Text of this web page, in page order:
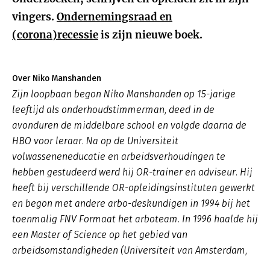
vingers. Ondernemingsraad en
(corona)recessieis zijn nieuwe boek.
Over Niko Manshanden
Zijn loopbaan begon Niko Manshanden op 15-jarige
leeftijd als onderhoudstimmerman, deed in de
avonduren de middelbare school en volgde daarna de
HBO voor leraar. Na op de Universiteit
volwasseneneducatie en arbeidsverhoudingen te
hebben gestudeerd werd hij OR-trainer en adviseur. Hij
heeft bij verschillende OR-opleidingsinstituten gewerkt
en begon met andere arbo-deskundigen in 1994 bij het
toenmalig FNV Formaat het arboteam. In 1996 haalde hij
een Master of Science op het gebied van
arbeidsomstandigheden (Universiteit van Amsterdam,